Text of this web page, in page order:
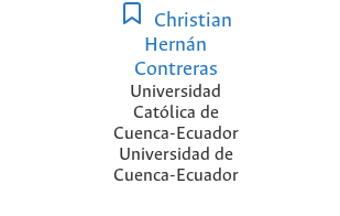
Christian
Hernán
Contreras
Universidad
Católica de
Cuenca-Ecuador
Universidad de
Cuenca-Ecuador